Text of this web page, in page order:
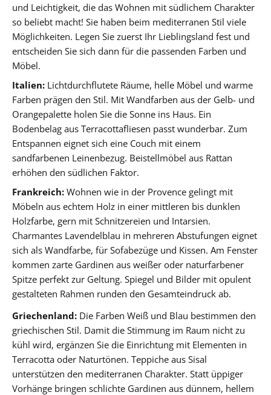
und Leichtigkeit, die das Wohnen mit südlichem Charakter
so beliebt macht! Sie haben beim mediterranen Stil viele
Möglichkeiten. Legen Sie zuerst Ihr Lieblingsland fest und
entscheiden Sie sich dann für die passenden Farben und
Möbel.
Italien: Lichtdurchflutete Räume, helle Möbel und warme
Farben prägen den Stil. Mit Wandfarben aus der Gelb- und
Orangepalette holen Sie die Sonne ins Haus. Ein
Bodenbelag aus Terracottafliesen passt wunderbar. Zum
Entspannen eignet sich eine Couch mit einem
sandfarbenen Leinenbezug. Beistellmöbel aus Rattan
erhöhen den südlichen Faktor.
Frankreich: Wohnen wie in der Provence gelingt mit
Möbeln aus echtem Holz in einer mittleren bis dunklen
Holzfarbe, gern mit Schnitzereien und Intarsien.
Charmantes Lavendelblau in mehreren Abstufungen eignet
sich als Wandfarbe, für Sofabezüge und Kissen. Am Fenster
kommen zarte Gardinen aus weißer oder naturfarbener
Spitze perfekt zur Geltung. Spiegel und Bilder mit opulent
gestalteten Rahmen runden den Gesamteindruck ab.
Griechenland: Die Farben Weiß und Blau bestimmen den
griechischen Stil. Damit die Stimmung im Raum nicht zu
kühl wird, ergänzen Sie die Einrichtung mit Elementen in
Terracotta oder Naturtönen. Teppiche aus Sisal
unterstützen den mediterranen Charakter. Statt üppiger
Vorhänge bringen schlichte Gardinen aus dünnem, hellem